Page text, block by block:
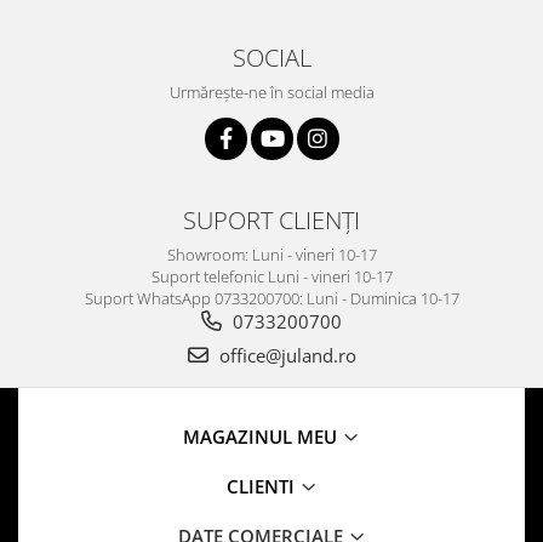
SOCIAL
Urmărește-ne în social media
SUPORT CLIENȚI
Showroom: Luni - vineri 10-17
Suport telefonic Luni - vineri 10-17
Suport WhatsApp 0733200700: Luni - Duminica 10-17
0733200700
office@juland.ro
MAGAZINUL MEU
CLIENTI
DATE COMERCIALE